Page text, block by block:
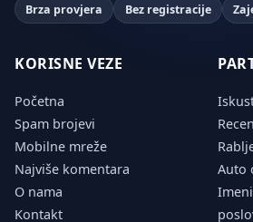
Brza provjera Bez registracije
KORISNE VEZE
Početna
Spam brojevi
Mobilne mreže
Najviše komentara
O nama
Kontakt
Auto